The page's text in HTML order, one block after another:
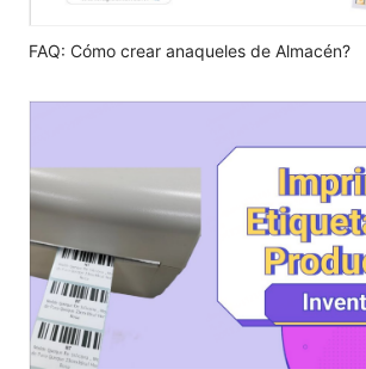
FAQ: Cómo crear anaqueles de Almacén?